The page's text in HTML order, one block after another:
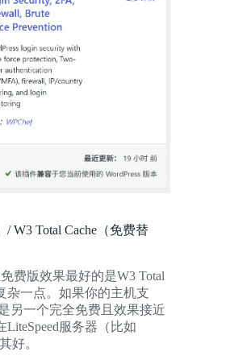
/ W3 Total Cache（免费替
费版效果最好的是W3 Total
杂一点。如果你的主机支
另一个完全免费且效果接近
LiteSpeed服务器（比如
好。